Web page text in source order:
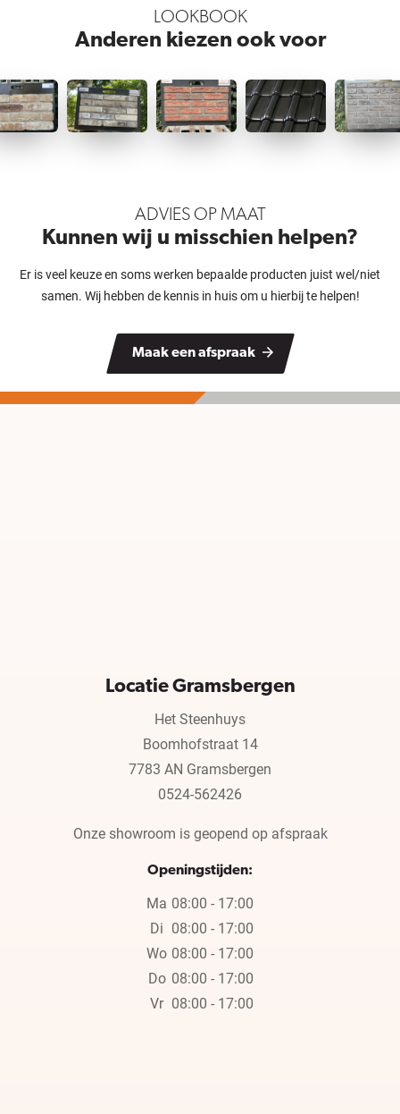
LOOKBOOK
Anderen kiezen ook voor
ADVIES OP MAAT
Kunnen wij u misschien helpen?
Er is veel keuze en soms werken bepaalde producten juist wel/niet
samen. Wij hebben de kennis in huis om u hierbij te helpen!
Maak een afspraak
Locatie Gramsbergen
Het Steenhuys
Boomhofstraat 14
7783 AN Gramsbergen
0524-562426
Onze showroom is geopend op afspraak
Openingstijden:
Ma 08:00 - 17:00
Di 08:00 - 17:00
Wo 08:00 - 17:00
Do 08:00 - 17:00
Vr 08:00 - 17:00